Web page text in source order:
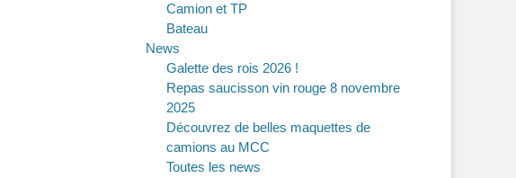
Camion et TP
Bateau
News
Galette des rois 2026 !
Repas saucisson vin rouge 8 novembre
2025
Découvrez de belles maquettes de
camions au MCC
Toutes les news